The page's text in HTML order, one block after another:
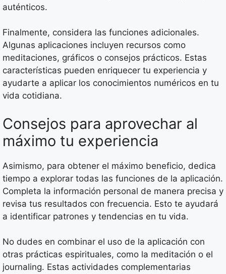
auténticos.
Finalmente, considera las funciones adicionales.
Algunas aplicaciones incluyen recursos como
meditaciones, gráficos o consejos prácticos. Estas
características pueden enriquecer tu experiencia y
ayudarte a aplicar los conocimientos numéricos en tu
vida cotidiana.
Consejos para aprovechar al
máximo tu experiencia
Asimismo, para obtener el máximo beneficio, dedica
tiempo a explorar todas las funciones de la aplicación.
Completa la información personal de manera precisa y
revisa tus resultados con frecuencia. Esto te ayudará
a identificar patrones y tendencias en tu vida.
No dudes en combinar el uso de la aplicación con
otras prácticas espirituales, como la meditación o el
journaling. Estas actividades complementarias